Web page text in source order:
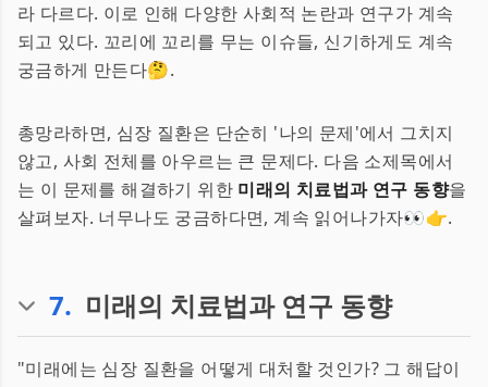
라 다르다. 이로 인해 다양한 사회적 논란과 연구가 계속
되고 있다. 꼬리에 꼬리를 무는 이슈들, 신기하게도 계속
궁금하게 만든다🤔.
총망라하면, 심장 질환은 단순히 '나의 문제'에서 그치지
않고, 사회 전체를 아우르는 큰 문제다. 다음 소제목에서
는 이 문제를 해결하기 위한 미래의 치료법과 연구 동향을
살펴보자. 너무나도 궁금하다면, 계속 읽어나가자👀👉.
7. 미래의 치료법과 연구 동향
"미래에는 심장 질환을 어떻게 대처할 것인가? 그 해답이